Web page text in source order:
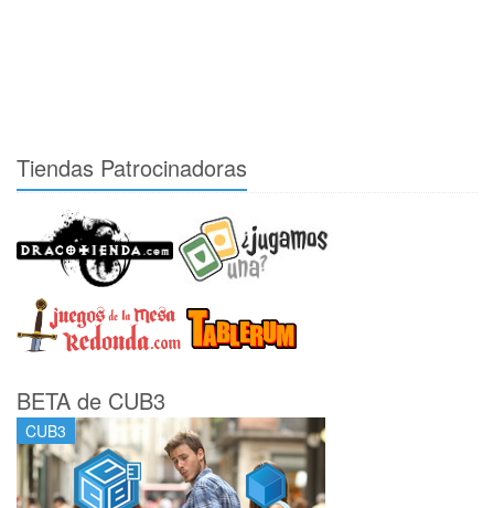
Tiendas Patrocinadoras
BETA de CUB3
CUB3